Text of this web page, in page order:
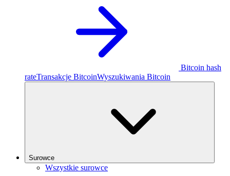
Bitcoin hash
rateTransakcje BitcoinWyszukiwania Bitcoin
Surowce
Wszystkie surowce